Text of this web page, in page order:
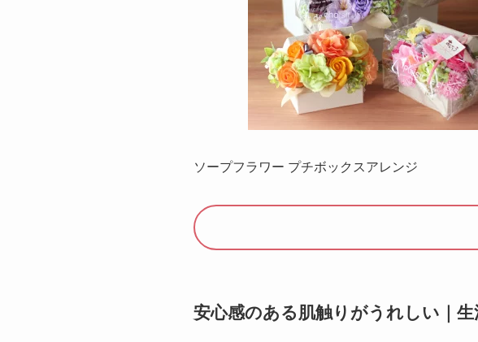
ソープフラワー プチボックスアレンジ
安心感のある肌触りがうれしい｜